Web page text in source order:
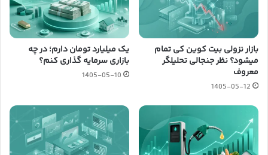
بازار نزولی بیت کوین کی تمام
میشود؟ نظر جنجالی تحلیلگر
معروف
1405-05-12
یک میلیارد تومان دارم؛ در چه
بازاری سرمایه گذاری کنم؟
1405-05-10